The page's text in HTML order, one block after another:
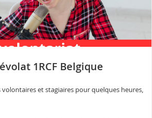
1RCF Belgique
et stagiaires pour quelques heures,